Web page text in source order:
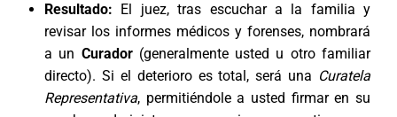
Resultado: El juez, tras escuchar a la familia y
revisar los informes médicos y forenses, nombrará
a un Curador(generalmente usted u otro familiar
directo). Si el deterioro es total, será una Curatela
Representativa, permitiéndole a usted firmar en su